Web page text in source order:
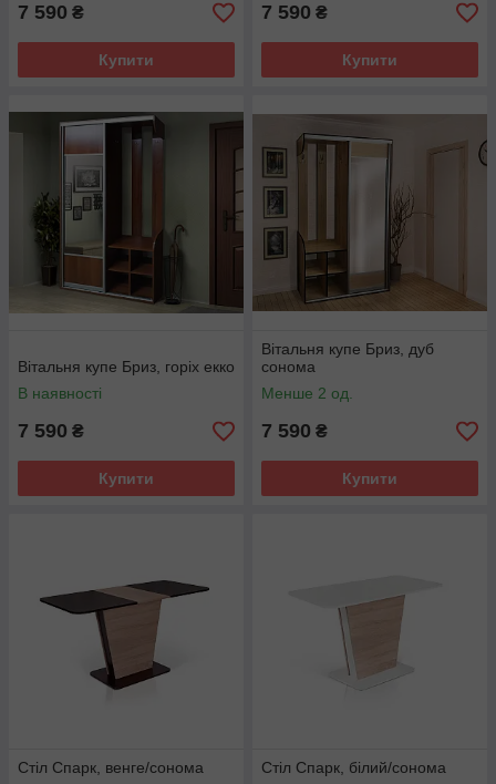
7 590 ₴
Купити
7 590 ₴
Купити
Вітальня купе Бриз, горіх екко
В наявності
7 590 ₴
Купити
Вітальня купе Бриз, дуб
сонома
Менше 2 од.
7 590 ₴
Купити
Стіл Спарк, венге/сонома
Стіл Спарк, білий/сонома